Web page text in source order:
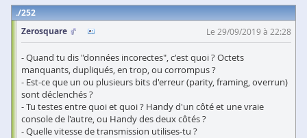
252
Zerosquare
Le 29/09/2019 à 22:28
- Quand tu dis "données incorectes", c'est quoi ? Octets
manquants, dupliqués, en trop, ou corrompus ?
- Est-ce que un ou plusieurs bits d'erreur (parity, framing, overrun)
sont déclenchés ?
- Tu testes entre quoi et quoi ? Handy d'un côté et une vraie
console de l'autre, ou Handy des deux côtés ?
- Quelle vitesse de transmission utilises-tu ?